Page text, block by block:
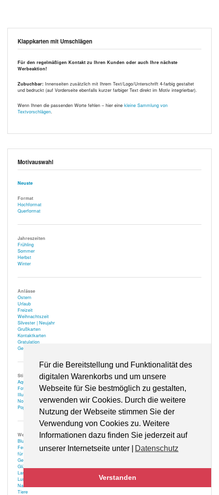
Für die Bereitstellung und Funktionalität des
digitalen Warenkorbs und um unsere
Webseite für Sie bestmöglich zu gestalten,
verwenden wir Cookies. Durch die weitere
Nutzung der Webseite stimmen Sie der
Verwendung von Cookies zu. Weitere
Informationen dazu finden Sie jederzeit auf
unserer Internetseite unter |
Datenschutz
Verstanden
Klappkarten mit Umschlägen
Für den regelmäßigen Kontakt zu Ihren Kunden oder auch Ihre nächste
Werbeaktion!
Zubuchbar: Innenseiten zusätzlich mit Ihrem Text/Logo/Unterschrift 4-farbig gestaltet
und bedruckt (auf Vorderseite ebenfalls kurzer farbiger Text direkt im Motiv integrierbar).
Wenn Ihnen die passenden Worte fehlen – hier eine kleine Sammlung von
Textvorschlägen
Motivauswahl
Neuste
Format
Hochformat
Querformat
Jahreszeiten
Frühling
Sommer
Herbst
Winter
Anlässe
Ostern
Urlaub
Freizeit
Weihnachtszeit
Silvester | Neujahr
Grußkarten
Kontaktkarten
Gratulation
Geschenk
Stile
Aquarell
Fotografie
Illustration | Zeichnung
Nostalgie
Popart
Weitere
Blumen
Festlich
für Optiker
Gehör
Glücksbringer
Landschaft
Lustiges
Natur
Tiere